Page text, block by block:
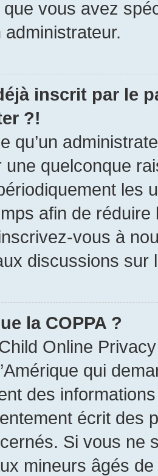
vous avez
inscrit par le
?!
qu’un
une quelconque
les
afin de
vous à
discussions sur
la COPPA ?
Online
qui
des
écrit des
Si vous ne
mineurs âgés